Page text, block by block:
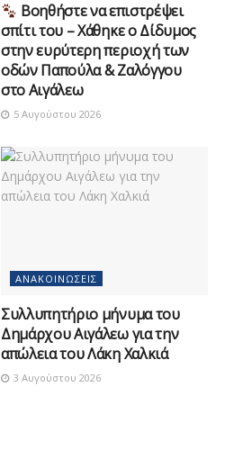
Βοηθήστε να επιστρέψει
σπίτι του – Χάθηκε ο Δίδυμος
στην ευρύτερη περιοχή των
οδών Παπούλα & Ζαλόγγου
στο Αιγάλεω
5 Αυγούστου 2026
ΑΝΑΚΟΙΝΏΣΕΙΣ
Συλλυπητήριο μήνυμα του
Δημάρχου Αιγάλεω για την
απώλεια του Λάκη Χαλκιά
3 Αυγούστου 2026